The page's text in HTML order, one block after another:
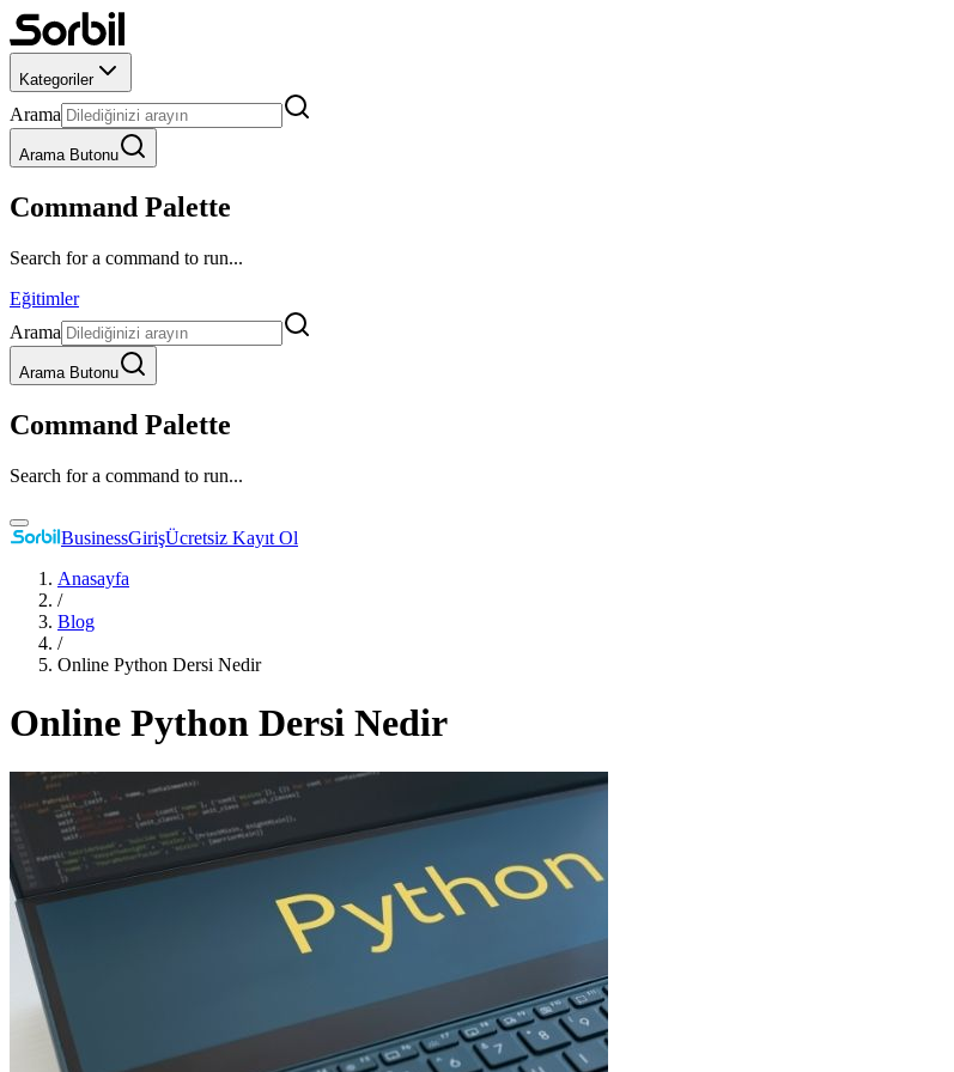
Kategoriler
Arama
Arama Butonu
Command Palette
Search for a command to run...
Eğitimler
Arama
Arama Butonu
Command Palette
Search for a command to run...
BusinessGirişÜcretsiz Kayıt Ol
Anasayfa
/
Blog
/
Online Python Dersi Nedir
Online Python Dersi Nedir